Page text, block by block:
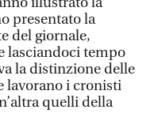
presentato la
del giornale,
lasciandoci tempo
la distinzione delle
lavorano i cronisti
quelli della